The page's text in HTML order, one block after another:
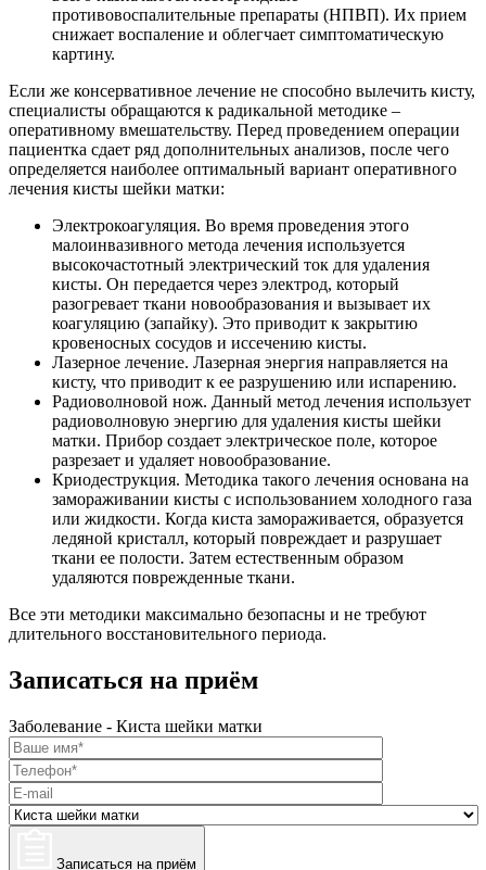
противовоспалительные препараты (НПВП). Их прием
снижает воспаление и облегчает симптоматическую
картину.
Если же консервативное лечение не способно вылечить кисту,
специалисты обращаются к радикальной методике –
оперативному вмешательству. Перед проведением операции
пациентка сдает ряд дополнительных анализов, после чего
определяется наиболее оптимальный вариант оперативного
лечения кисты шейки матки:
Электрокоагуляция. Во время проведения этого
малоинвазивного метода лечения используется
высокочастотный электрический ток для удаления
кисты. Он передается через электрод, который
разогревает ткани новообразования и вызывает их
коагуляцию (запайку). Это приводит к закрытию
кровеносных сосудов и иссечению кисты.
Лазерное лечение. Лазерная энергия направляется на
кисту, что приводит к ее разрушению или испарению.
Радиоволновой нож. Данный метод лечения использует
радиоволновую энергию для удаления кисты шейки
матки. Прибор создает электрическое поле, которое
разрезает и удаляет новообразование.
Криодеструкция. Методика такого лечения основана на
замораживании кисты с использованием холодного газа
или жидкости. Когда киста замораживается, образуется
ледяной кристалл, который повреждает и разрушает
ткани ее полости. Затем естественным образом
удаляются поврежденные ткани.
Все эти методики максимально безопасны и не требуют
длительного восстановительного периода.
Записаться на приём
Заболевание - Киста шейки матки
Записаться на приём